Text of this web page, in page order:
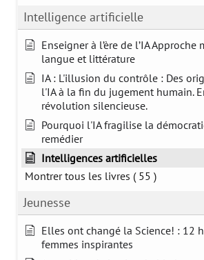
Intelligence artificielle
Enseigner à l’ère de l’IA
langue et littérature
IA : L'illusion du contrôle : Des
l'IA à la fin du jugement humain.
révolution silencieuse.
Pourquoi l'IA fragilise la
remédier
Intelligences artificielles
Montrer tous les livres ( 55 )
Jeunesse
Elles ont changé la Science! : 12
femmes inspirantes